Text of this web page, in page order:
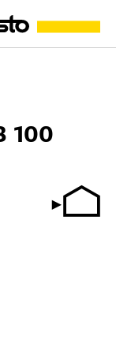
100